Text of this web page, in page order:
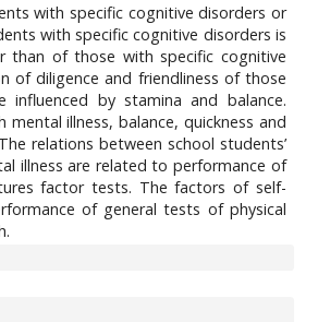
with specific cognitive disorders or
with specific cognitive disorders is
than of those with specific cognitive
of diligence and friendliness of those
by stamina and balance.
illness, balance, quickness and
relations between school students’
illness are related to performance of
factor tests. The factors of self-
of general tests of physical